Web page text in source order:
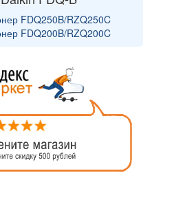
FDQ250B/RZQ250C
FDQ200B/RZQ200C